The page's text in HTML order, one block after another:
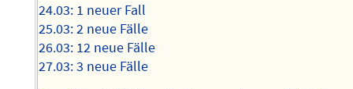
24.03: 1 neuer Fall
25.03: 2 neue Fälle
26.03: 12 neue Fälle
27.03: 3 neue Fälle